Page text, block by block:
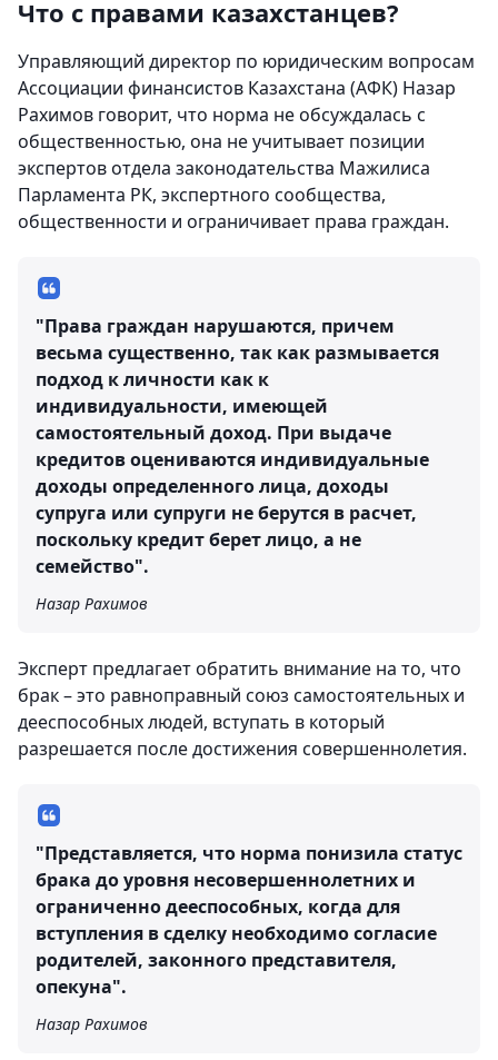
Что с правами казахстанцев?
Управляющий директор по юридическим вопросам
Ассоциации финансистов Казахстана (АФК) Назар
Рахимов говорит, что норма не обсуждалась с
общественностью, она не учитывает позиции
экспертов отдела законодательства Мажилиса
Парламента РК, экспертного сообщества,
общественности и ограничивает права граждан.
"Права граждан нарушаются, причем
весьма существенно, так как размывается
подход к личности как к
индивидуальности, имеющей
самостоятельный доход. При выдаче
кредитов оцениваются индивидуальные
доходы определенного лица, доходы
супруга или супруги не берутся в расчет,
поскольку кредит берет лицо, а не
семейство".
Назар Рахимов
Эксперт предлагает обратить внимание на то, что
брак – это равноправный союз самостоятельных и
дееспособных людей, вступать в который
разрешается после достижения совершеннолетия.
"Представляется, что норма понизила статус
брака до уровня несовершеннолетних и
ограниченно дееспособных, когда для
вступления в сделку необходимо согласие
родителей, законного представителя,
опекуна".
Назар Рахимов